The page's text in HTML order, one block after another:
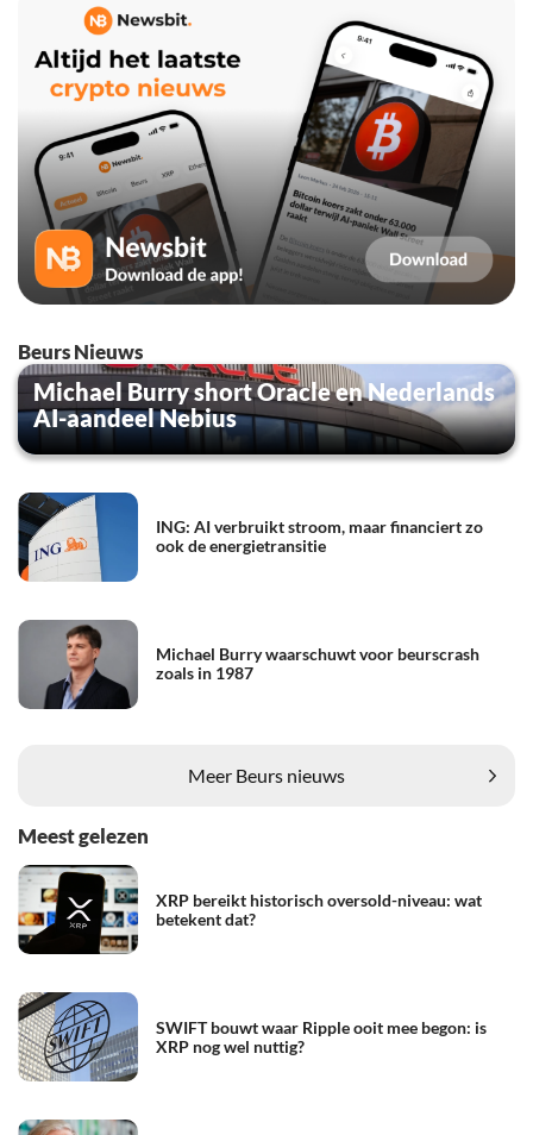
Beurs Nieuws
Michael Burry short Oracle en Nederlands
AI-aandeel Nebius
ING: AI verbruikt stroom, maar financiert zo
ook de energietransitie
Michael Burry waarschuwt voor beurscrash
zoals in 1987
Meer Beurs nieuws
Meest gelezen
XRP bereikt historisch oversold-niveau: wat
betekent dat?
SWIFT bouwt waar Ripple ooit mee begon: is
XRP nog wel nuttig?